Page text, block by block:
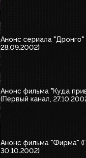
Анонс сериала "Дронго"
28.09.2002)
Анонс фильма "Куда
(Первый канал,
Анонс фильма "Фирма"
30.10.2002)